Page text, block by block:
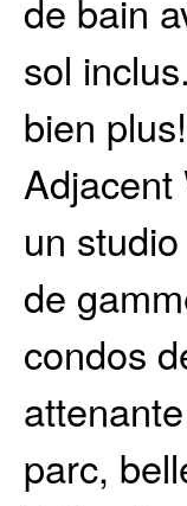
de bain
sol
bien
Adjacent
un
de
condos
parc,